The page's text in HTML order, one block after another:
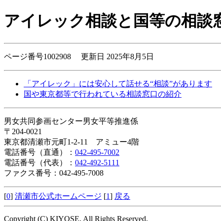
アイレック相談と国等の相談
ページ番号1002908 更新日 2025年8月5日
「アイレック」には安心して話せる“相談”があります
国や東京都等で行われている相談窓口の紹介
男女共同参画センター男女平等推進係
〒204-0021
東京都清瀬市元町1-2-11 アミュー4階
電話番号（直通）： 042-495-7002
電話番号（代表）： 042-492-5111
ファクス番号：042-495-7008
[0] 清瀬市公式ホームページ [1] 戻る
Copyright (C) KIYOSE, All Rights Reserved.